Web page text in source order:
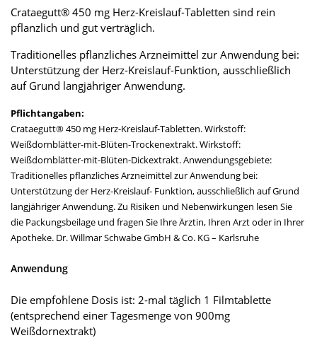
Crataegutt® 450 mg Herz-Kreislauf-Tabletten sind rein
pflanzlich und gut verträglich.
Traditionelles pflanzliches Arzneimittel zur Anwendung bei:
Unterstützung der Herz-Kreislauf-Funktion, ausschließlich
auf Grund langjähriger Anwendung.
Pflichtangaben:
Crataegutt® 450 mg Herz-Kreislauf-Tabletten. Wirkstoff:
Weißdornblätter-mit-Blüten-Trockenextrakt. Wirkstoff:
Weißdornblätter-mit-Blüten-Dickextrakt. Anwendungsgebiete:
Traditionelles pflanzliches Arzneimittel zur Anwendung bei:
Unterstützung der Herz-Kreislauf- Funktion, ausschließlich auf Grund
langjähriger Anwendung. Zu Risiken und Nebenwirkungen lesen Sie
die Packungsbeilage und fragen Sie Ihre Ärztin, Ihren Arzt oder in Ihrer
Apotheke. Dr. Willmar Schwabe GmbH & Co. KG – Karlsruhe
Anwendung
Die empfohlene Dosis ist: 2-mal täglich 1 Filmtablette
(entsprechend einer Tagesmenge von 900mg
Weißdornextrakt)